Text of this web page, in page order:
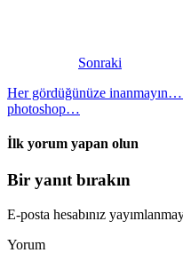
Sonraki
Her gördüğünüze
photoshop…
İlk yorum yapan olun
Bir yanıt bırakın
E-posta hesabınız
Yorum